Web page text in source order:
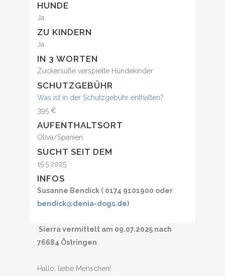
HUNDE
Ja
ZU KINDERN
Ja
IN 3 WORTEN
Zuckersüße verspielte Hundekinder
SCHUTZGEBÜHR
Was ist in der Schutzgebühr enthalten?
395 €
AUFENTHALTSORT
Oliva/Spanien
SUCHT SEIT DEM
15.5.2025
INFOS
Susanne Bendick ( 0174 9101900 oder
bendick@denia-dogs.de)
Sierra vermittelt am 09.07.2025 nach
76684 Östringen
Hallo, liebe Menschen!